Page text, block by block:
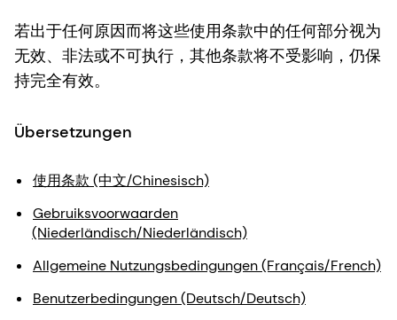
若出于任何原因而将这些使用条款中的任何部分视为
无效、非法或不可执行，其他条款将不受影响，仍保
持完全有效。
Übersetzungen
使用条款 (中文/Chinesisch)
Gebruiksvoorwaarden
(Niederländisch/Niederländisch)
Allgemeine Nutzungsbedingungen (Français/French)
Benutzerbedingungen (Deutsch/Deutsch)